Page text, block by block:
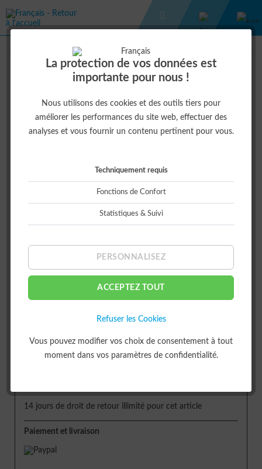
La protection de vos données est
importante pour nous !
Nous utilisons des cookies et des outils tiers pour
améliorer les performances du site web, effectuer des
analyses et vous fournir un contenu pertinent pour vous.
Techniquement requis
Fonctions de Confort
Statistiques & Suivi
PERSONNALISEZ
ACCEPTEZ TOUT
Refuser les Cookies
Vous pouvez modifier vos choix de consentement à tout
moment dans vos paramètres de confidentialité.
HELIODOR & SOLITAIR 25
Livraison
Délai de livraison env. 5 jours
14 jours de droit de retour illimité pour cet article
Paiement et livraison